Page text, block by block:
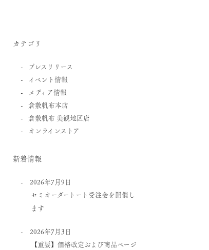
カテゴリ
プレスリリース
イベント情報
メディア情報
倉敷帆布本店
倉敷帆布 美観地区店
オンラインストア
新着情報
2026年7月9日
セミオーダートート受注会を開催し
ます
2026年7月3日
【重要】価格改定および商品ページ